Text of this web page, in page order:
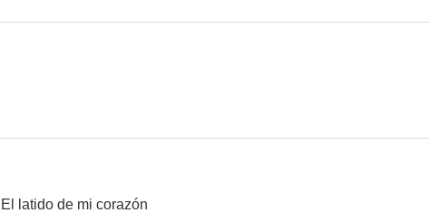
El latido de mi corazón